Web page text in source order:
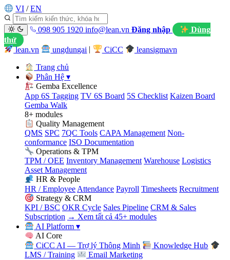
VI / EN
098 905 1920 info@lean.vn Đăng nhập
Dùng
thử
lean.vn
ungdungai CiCC leansigmavn
Trang chủ
Phân Hệ▾
Gemba Excellence
App 6S Tagging TV 6S Board 5S Checklist Kaizen Board
Gemba Walk
8+ modules
Quality Management
QMS SPC 7QC Tools CAPA Management Non-
conformance ISO Documentation
Operations & TPM
TPM / OEE Inventory Management Warehouse Logistics
Asset Management
HR & People
HR / Employee Attendance Payroll Timesheets Recruitment
Strategy & CRM
KPI / BSC OKR Cycle Sales Pipeline CRM & Sales
Subscription → Xem tất cả 45+ modules
AI Platform▾
AI Core
CiCC AI — Trợ lý Thông Minh
Knowledge Hub
LMS / Training
Email Marketing